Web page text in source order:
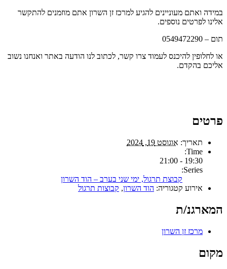
אלינו לפרטים נוספים.
תום – 0549472290
אליכם בהקדם.
פרטים
תאריך: אוגוסט 19, 2024
Time:
19:30 - 21:00
Series:
קבוצת תרגול, ימי שני בערב – הוד השרון
אירוע קטגוריה: הוד השרון, קבוצות תרגול
המארגנ/ת
מרכז זן השרון
מקום